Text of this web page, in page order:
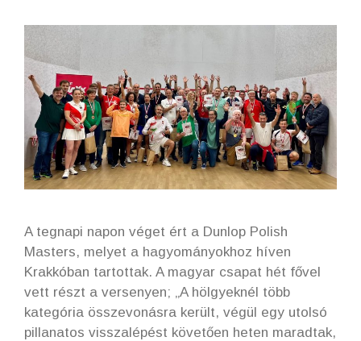
A tegnapi napon véget ért a Dunlop Polish
Masters, melyet a hagyományokhoz híven
Krakkóban tartottak. A magyar csapat hét fővel
vett részt a versenyen; „A hölgyeknél több
kategória összevonásra került, végül egy utolsó
pillanatos visszalépést követően heten maradtak,